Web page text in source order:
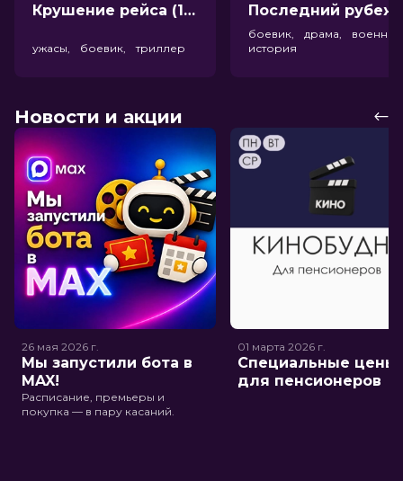
Крушение рейса (18+)
ужасы, боевик, триллер
боевик, драма,
история
Новости и акции
26 мая 2026 г.
Мы запустили бота в
MAX!
Расписание, премьеры и
покупка — в пару касаний.
01 марта 2026 г.
Специальные цены
для пенсионеров